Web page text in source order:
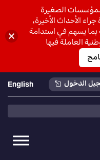
الدخول English
الصغيرة
الأحداث الأخيرة،
بما يسهم في استدامة
العاملة فيها